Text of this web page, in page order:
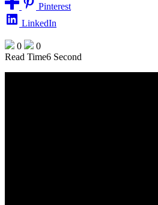
Pinterest
LinkedIn
0
0
Read Time6 Second